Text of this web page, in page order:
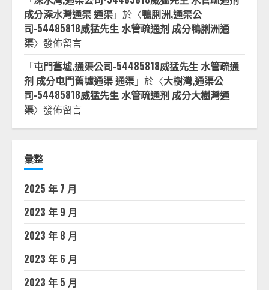
成分深水灣通渠 通渠」於〈鴨脷洲,通渠公
司-54485818威猛先生 水管疏通剂 成分鴨脷洲通
渠〉發佈留言
「屯門舊墟,通渠公司-54485818威猛先生 水管疏通
剂 成分屯門舊墟通渠 通渠」於〈大樹灣,通渠公
司-54485818威猛先生 水管疏通剂 成分大樹灣通
渠〉發佈留言
彙整
2025 年 7 月
2023 年 9 月
2023 年 8 月
2023 年 6 月
2023 年 5 月